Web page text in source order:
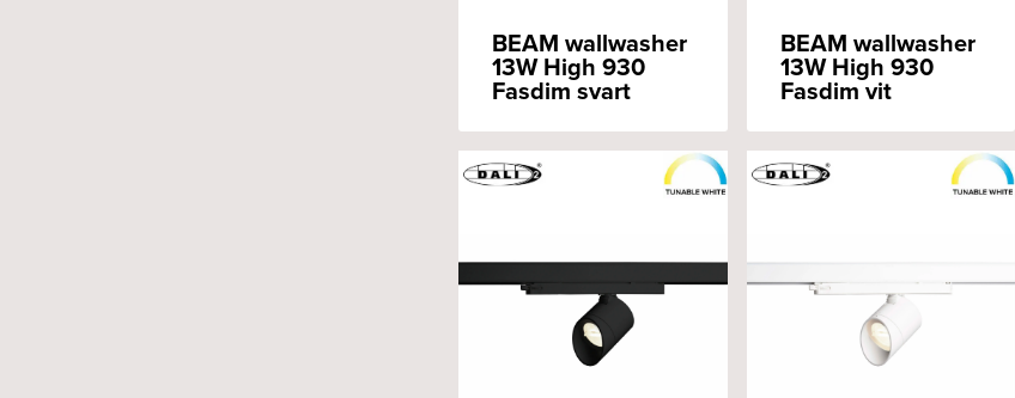
BEAM wallwasher
13W High 930
Fasdim svart
BEAM wallwasher
13W High 930
Fasdim vit